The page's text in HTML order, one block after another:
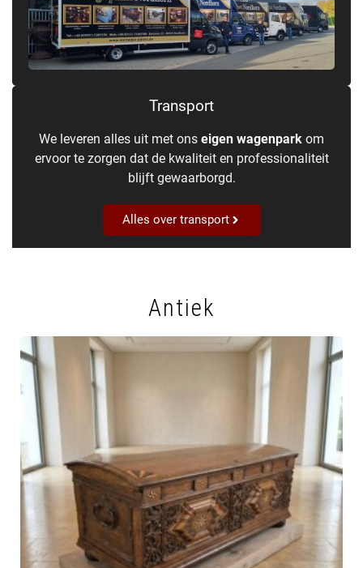
Transport
We leveren alles uit met ons eigen wagenpark om
ervoor te zorgen dat de kwaliteit en professionaliteit
blijft gewaarborgd.
Alles over transport
Antiek